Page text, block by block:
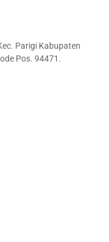
Parigi Kabupaten
Pos. 94471.